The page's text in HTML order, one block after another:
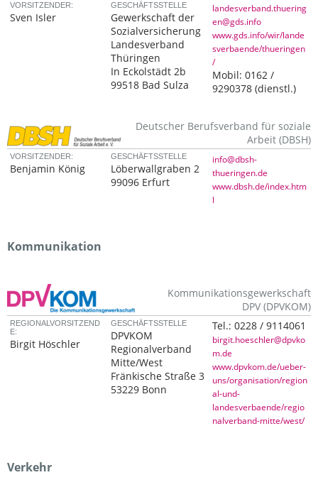
VORSITZENDER:
Sven Isler
GESCHÄFTSSTELLE
Gewerkschaft der
Sozialversicherung
Landesverband
Thüringen
In Eckolstädt 2b
99518 Bad Sulza
landesverband.thuering
en@gds.info
www.gds.info/wir/lande
sverbaende/thueringen
/
Mobil:0162 /
9290378(dienstl.)
Deutscher Berufsverband für soziale
Arbeit (DBSH)
VORSITZENDER:
Benjamin König
GESCHÄFTSSTELLE
Löberwallgraben 2
99096 Erfurt
info@dbsh-
thueringen.de
www.dbsh.de/index.htm
l
Kommunikation
Kommunikationsgewerkschaft
DPV (DPVKOM)
REGIONALVORSITZEND
E:
Birgit Höschler
GESCHÄFTSSTELLE
DPVKOM
Regionalverband
Mitte/West
Fränkische Straße 3
53229 Bonn
Tel.:0228 / 9114061
birgit.hoeschler@dpvko
m.de
www.dpvkom.de/ueber-
uns/organisation/region
al-und-
landesverbaende/regio
nalverband-mitte/west/
Verkehr